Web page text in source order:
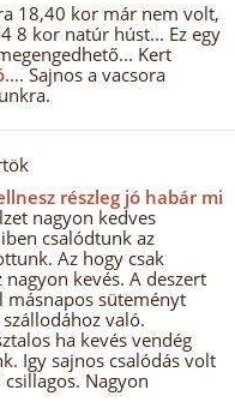
18,40 kor már nem volt,
8 kor natúr húst... Ez egy
Kert
... Sajnos a vacsora
részleg jó habár mi
nagyon kedves
csalódtunk az
Az hogy csak
kevés. A deszert
másnapos süteményt
való.
ha kevés vendég
Igy sajnos csalódás volt
Nagyon